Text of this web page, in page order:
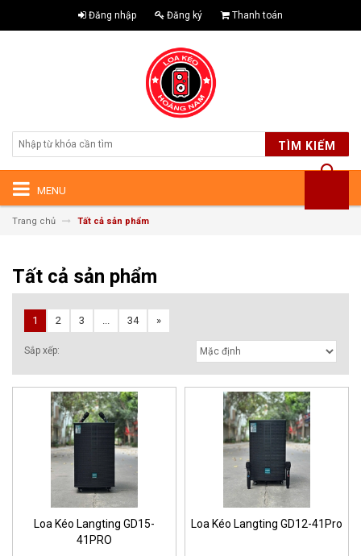
Đăng nhập Đăng ký Thanh toán
TÌM KIẾM
MENU
Trang chủ Tất cả sản phẩm
Tất cả sản phẩm
Sắp xếp:
1 2 3 ... 34 »
Loa Kéo Langting GD15-
41PRO
Loa Kéo Langting GD12-41Pro